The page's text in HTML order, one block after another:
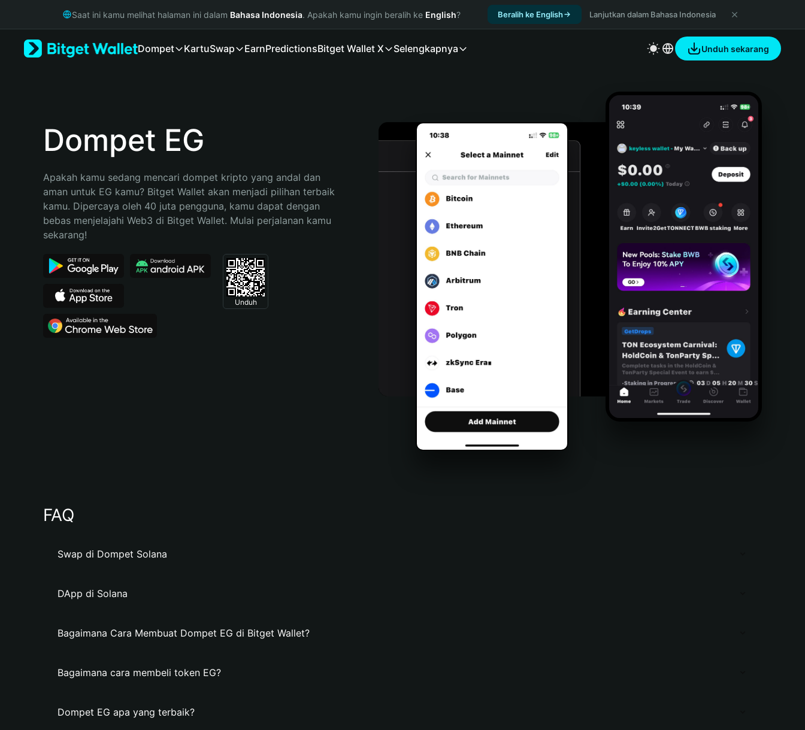
Русский
Bahasa Indonesia
Español (Argentina)
Saat ini kamu melihat halaman ini dalam Bahasa Indonesia. Apakah kamu ingin beralih ke English? Beralih ke English Lanjutkan dalam Bahasa Indonesia
Dompet KartuSwap EarnPredictionsBitget Wallet X Selengkapnya Unduh sekarang
Dompet EG
Apakah kamu sedang mencari dompet kripto yang andal dan
aman untuk EG kamu? Bitget Wallet akan menjadi pilihan terbaik
kamu. Dipercaya oleh 40 juta pengguna, kamu dapat dengan
bebas menjelajahi Web3 di Bitget Wallet. Mulai perjalanan kamu
sekarang!
Unduh
FAQ
Swap di Dompet Solana
DApp di Solana
Bagaimana Cara Membuat Dompet EG di Bitget Wallet?
Bagaimana cara membeli token EG?
Dompet EG apa yang terbaik?